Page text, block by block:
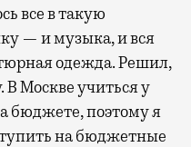
все в такую
— и музыка, и вся
одежда. Решил,
В Москве учиться у
бюджете, поэтому я
на бюджетные